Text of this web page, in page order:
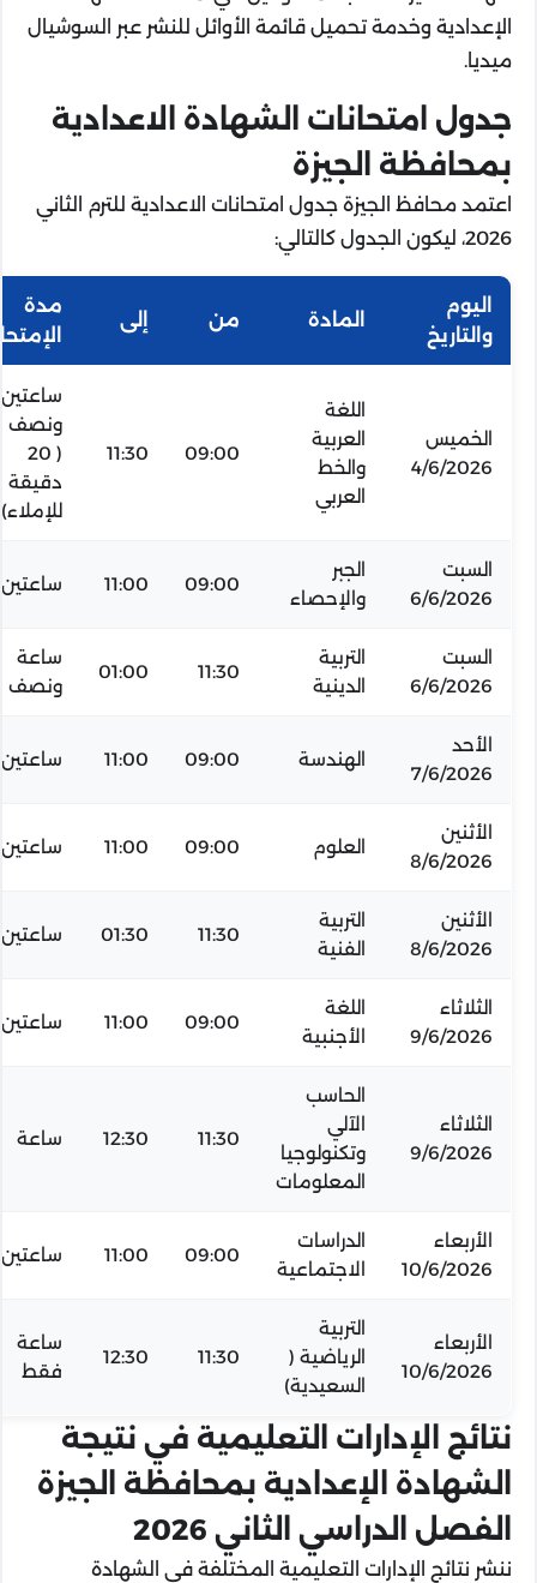
الإعدادية وخدمة تحميل قائمة الأوائل للنشر عبر السوشيال
ميديا.
جدول امتحانات الشهادة الاعدادية
بمحافظة الجيزة
اعتمد محافظ الجيزة جدول امتحانات الاعدادية للترم الثاني
2026، ليكون الجدول كالتالي:
اليوم
والتاريخ
المادة من إلى
مدة
الخميس
4/6/2026
اللغة
العربية
والخط
العربي
09:00
11:30
ساعتين
ونصف
( 20
دقيقة
للإملاء)
السبت
6/6/2026
الجبر
والإحصاء
09:00
11:00 ساعتين
السبت
6/6/2026
التربية
الدينية
11:30
01:00
ساعة
ونصف
الأحد
7/6/2026
الهندسة 09:00
11:00 ساعتين
الأثنين
8/6/2026
العلوم 09:00
11:00 ساعتين
الأثنين
8/6/2026
التربية
الفنية
11:30
01:30 ساعتين
الثلاثاء
9/6/2026
اللغة
الأجنبية
09:00
11:00 ساعتين
الثلاثاء
9/6/2026
الحاسب
الآلي
وتكنولوجيا
المعلومات
11:30
12:30 ساعة
الأربعاء
10/6/2026
الدراسات
الاجتماعية
09:00
11:00 ساعتين
الأربعاء
10/6/2026
التربية
الرياضية (
السعيدية)
11:30
12:30
ساعة
فقط
نتائج الإدارات التعليمية في نتيجة
الشهادة الإعدادية بمحافظة الجيزة
الفصل الدراسي الثاني 2026
ننشر نتائج الإدارات التعليمية المختلفة في الشهادة